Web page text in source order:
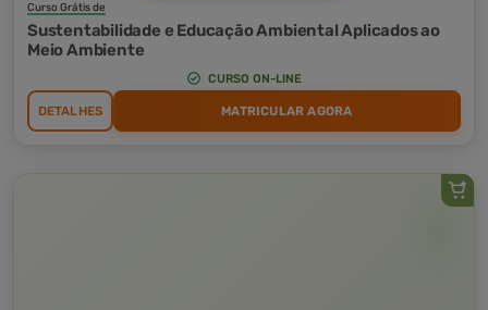
Curso Grátis de
Sustentabilidade e Educação Ambiental Aplicados ao
Meio Ambiente
CURSO ON-LINE
DETALHES MATRICULAR AGORA